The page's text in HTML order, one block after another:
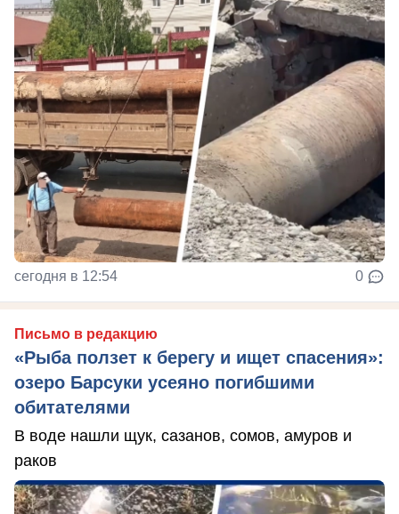
сегодня в 12:54 0
Письмо в редакцию
«Рыба ползет к берегу и ищет спасения»:
озеро Барсуки усеяно погибшими
обитателями
В воде нашли щук, сазанов, сомов, амуров и
раков